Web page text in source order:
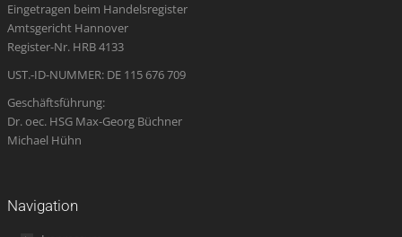
new
window
new
window
new
window
in
new
new
Eingetragen beim Handelsregister
Amtsgericht Hannover
Register-Nr. HRB 4133
UST.-ID-NUMMER: DE 115 676 709
Geschäftsführung:
Dr. oec. HSG Max-Georg Büchner
Michael Hühn
Navigation